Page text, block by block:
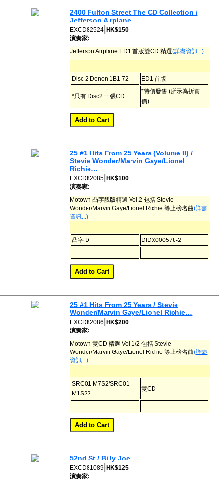
2400 Fulton Street The CD Collection /
Jefferson Airplane
EXCD82524 |HK$150
演奏家:
Jefferson Airplane ED1 首版雙CD 精選(詳盡資訊...)
Disc 2 Denon 1B1 72 ED1 首版
*只有 Disc2 一張CD
*特價發售 (所示為折實
價)
25 #1 Hits From 25 Years (Volume II) /
Stevie Wonder/Marvin Gaye/Lionel
Richie…
EXCD82085 |HK$100
演奏家:
Motown 凸字靚版精選 Vol.2 包括 Stevie
Wonder/Marvin Gaye/Lionel Richie 等上榜名曲(詳盡
資訊...)
凸字 D DIDX000578-2
25 #1 Hits From 25 Years / Stevie
Wonder/Marvin Gaye/Lionel Richie…
EXCD82086 |HK$200
演奏家:
Motown 雙CD 精選 Vol.1/2 包括 Stevie
Wonder/Marvin Gaye/Lionel Richie 等上榜名曲(詳盡
資訊...)
SRC01 M7S2/SRC01
M1S22
雙CD
52nd St / Billy Joel
EXCD81089 |HK$125
演奏家: